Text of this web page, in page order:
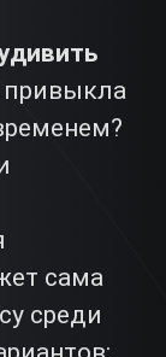
привыкла
сама
среди